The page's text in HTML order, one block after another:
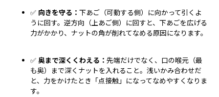
✅ 向きを守る：下あご（可動する側）に向かって引くよ
うに回す。逆方向（上あご側）に回すと、下あごを広げる
力がかかり、ナットの角が削れてなめる原因になります。
✅奥まで深くくわえる：先端だけでなく、口の喉元（最
も奥）まで深くナットを入れること。浅いかみ合わせだ
と、力をかけたとき「点接触」になってなめやすくなりま
す。